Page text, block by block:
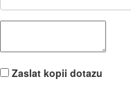
Zaslat kopii dotazu